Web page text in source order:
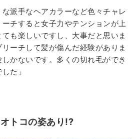
な派手なヘアカラーなど色々チャレ
チすると女子力やテンションが上
も楽しいですし、大事だと思いま
ーチして髪が傷んだ経験がありま
かないです。多くの切れ毛ができ
た」
トコの姿あり!?